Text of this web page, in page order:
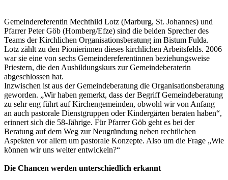
Gemeindereferentin Mechthild Lotz (Marburg, St. Johannes) und
Pfarrer Peter Göb (Homberg/Efze) sind die beiden Sprecher des
Teams der Kirchlichen Organisationsberatung im Bistum Fulda.
Lotz zählt zu den Pionierinnen dieses kirchlichen Arbeitsfelds. 2006
war sie eine von sechs Gemeindereferentinnen beziehungsweise
Priestern, die den Ausbildungskurs zur Gemeindeberaterin
abgeschlossen hat.
Inzwischen ist aus der Gemeindeberatung die Organisationsberatung
geworden. „Wir haben gemerkt, dass der Begriff Gemeindeberatung
zu sehr eng führt auf Kirchengemeinden, obwohl wir von Anfang
an auch pastorale Dienstgruppen oder Kindergärten beraten haben“,
erinnert sich die 58-Jährige. Für Pfarrer Göb geht es bei der
Beratung auf dem Weg zur Neugründung neben rechtlichen
Aspekten vor allem um pastorale Konzepte. Also um die Frage „Wie
können wir uns weiter entwickeln?“
Die Chancen werden unterschiedlich erkannt